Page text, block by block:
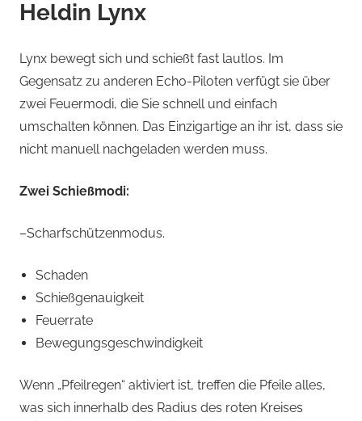
Heldin Lynx
Lynx bewegt sich und schießt fast lautlos. Im
Gegensatz zu anderen Echo-Piloten verfügt sie über
zwei Feuermodi, die Sie schnell und einfach
umschalten können. Das Einzigartige an ihr ist, dass sie
nicht manuell nachgeladen werden muss.
Zwei Schießmodi:
–Scharfschützenmodus.
Schaden
Schießgenauigkeit
Feuerrate
Bewegungsgeschwindigkeit
Wenn „Pfeilregen“ aktiviert ist, treffen die Pfeile alles,
was sich innerhalb des Radius des roten Kreises